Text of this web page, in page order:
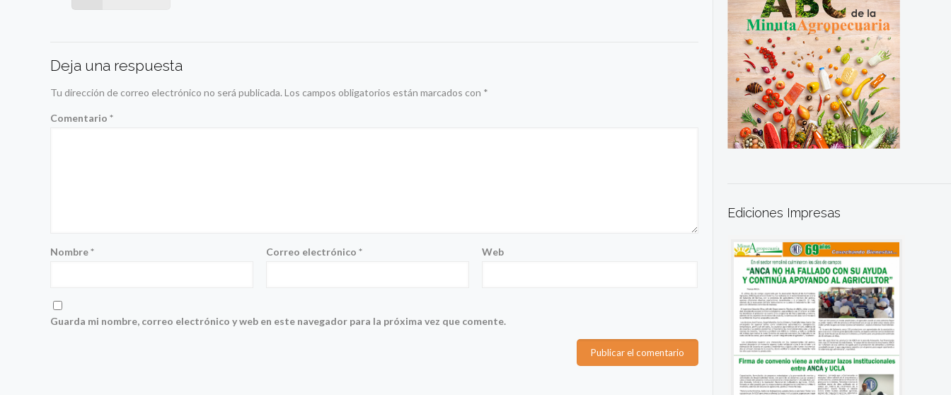
Deja una respuesta
Tu dirección de correo electrónico no será publicada. Los campos obligatorios están marcados con *
Comentario*
Nombre* Correo electrónico* Web
Guarda mi nombre, correo electrónico y web en este navegador para la próxima vez que comente.
Ediciones Impresas